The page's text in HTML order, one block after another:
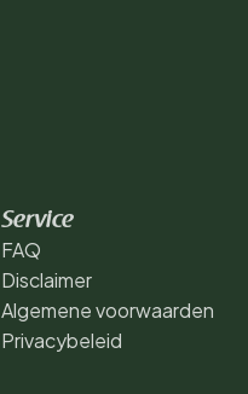
Service
FAQ
Disclaimer
Algemene voorwaarden
Privacybeleid